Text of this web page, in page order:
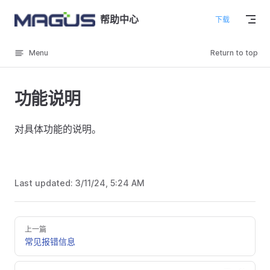
Skip to content 帮助中心 下载
Menu Return to top
功能说明
对具体功能的说明。
Last updated: 3/11/24, 5:24 AM
上一篇
常见报错信息